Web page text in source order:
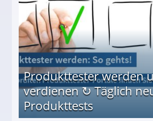
Produkttester werden
verdienen ↻ Täglich
Produkttests